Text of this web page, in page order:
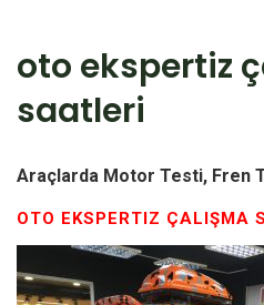
oto ekspertiz
saatleri
Araçlarda Motor Testi, Fren
OTO EKSPERTIZ ÇALIŞMA